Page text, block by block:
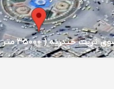
حیدریه ( ۳۵۰۰۰ متر )